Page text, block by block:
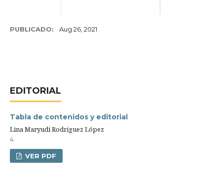
PUBLICADO: Aug 26, 2021
EDITORIAL
Tabla de contenidos y editorial
Lina Maryudi Rodriguez López
4
VER PDF